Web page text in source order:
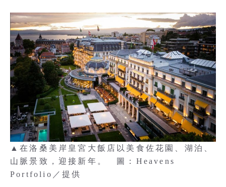
▲在洛桑美岸皇宮大飯店以美食佐花園、湖泊、
山脈景致，迎接新年。 圖：Heavens
Portfolio／提供